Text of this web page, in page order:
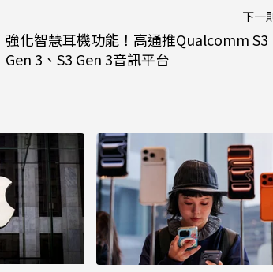
下一
強化智慧耳機功能！高通推Qualcomm S3
Gen 3、S3 Gen 3音訊平台